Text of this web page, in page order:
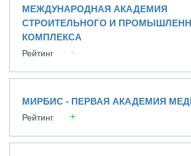
МЕЖДУНАРОДНАЯ АКАДЕМИЯ
СТРОИТЕЛЬНОГО И
КОМПЛЕКСА
Рейтинг
МИРБИС - ПЕРВАЯ АКАДЕМИЯ
Рейтинг